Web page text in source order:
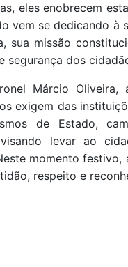
eles enobrecem
vem se dedicando à
sua missão
dos
Márcio
exigem das
de Estado,
levar ao
momento
respeito e